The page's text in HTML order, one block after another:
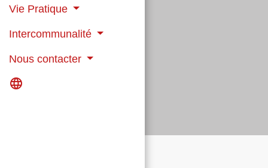
Vie Pratique
Intercommunalité
Nous contacter
language